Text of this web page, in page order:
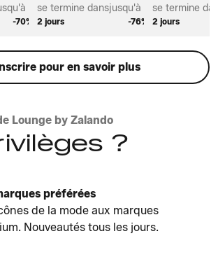
*
-70%
se termine dans
2 jours
jusqu'à *
-76%
se termine
2 jours
pour en savoir plus
Lounge by Zalando
?
préférées
de la mode aux marques
Nouveautés tous les jours.